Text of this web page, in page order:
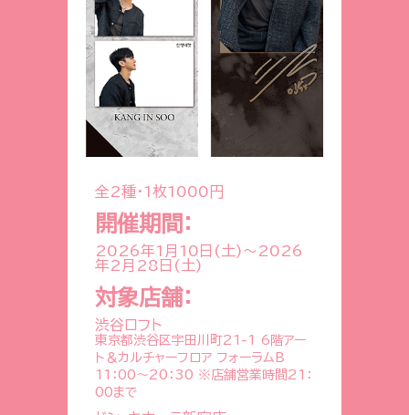
全2種・1枚1000円
開催期間：
2026年1月10日(土) ～ 2026
年2月28日(土)
対象店舗：
渋谷ロフト
東京都渋谷区宇田川町21-1 6階アー
ト＆カルチャーフロア フォーラムB
11：00～20：30 ※店舗営業時間21：
00まで